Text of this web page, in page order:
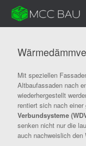
Mit speziellen
Altbaufassaden nach
wiederhergestellt
rentiert sich nach einer
Verbundsysteme
senken nicht nur die
auch nachweislich den